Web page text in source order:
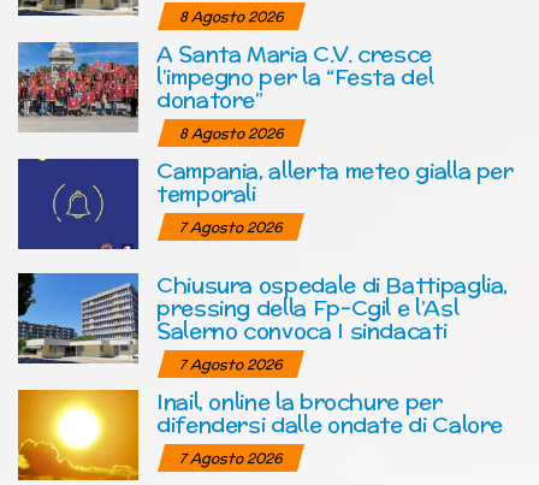
8 Agosto 2026
A Santa Maria C.V. cresce
l’impegno per la “Festa del
donatore”
8 Agosto 2026
Campania, allerta meteo gialla per
temporali
7 Agosto 2026
Chiusura ospedale di Battipaglia,
pressing della Fp-Cgil e l’Asl
Salerno convoca I sindacati
7 Agosto 2026
Inail, online la brochure per
difendersi dalle ondate di Calore
7 Agosto 2026